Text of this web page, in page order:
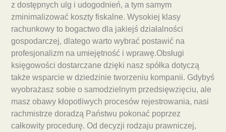
z dostępnych ulg i udogodnień, a tym samym
zminimalizować koszty fiskalne. Wysokiej klasy
rachunkowy to bogactwo dla jakiejś działalności
gospodarczej, dlatego warto wybrać postawić na
profesjonalizm na umiejętność i wprawę.Obsługi
księgowości dostarczane dzięki nasz spółka dotyczą
także wsparcie w dziedzinie tworzeniu kompanii. Gdybyś
wyobrażasz sobie o samodzielnym przedsięwzięciu, ale
masz obawy kłopotliwych procesów rejestrowania, nasi
rachmistrze doradzą Państwu pokonać poprzez
całkowity procedurę. Od decyzji rodzaju prawniczej,